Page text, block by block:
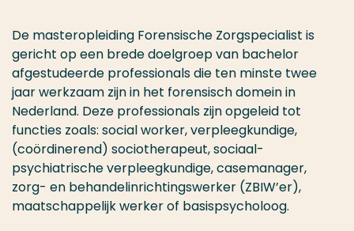
De masteropleiding Forensische Zorgspecialist is
gericht op een brede doelgroep van bachelor
afgestudeerde professionals die ten minste twee
jaar werkzaam zijn in het forensisch domein in
Nederland. Deze professionals zijn opgeleid tot
functies zoals: social worker, verpleegkundige,
(coördinerend) sociotherapeut, sociaal-
psychiatrische verpleegkundige, casemanager,
zorg- en behandelinrichtingswerker (ZBIW’er),
maatschappelijk werker of basispsycholoog.